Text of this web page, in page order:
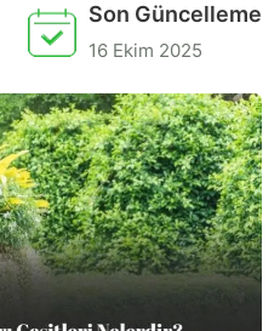
Son Güncelleme
16 Ekim 2025